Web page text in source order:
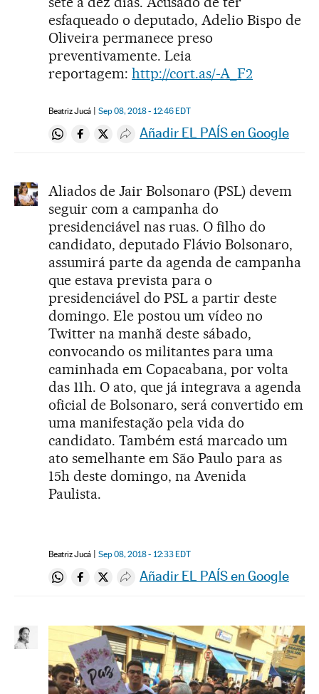
esfaqueado o deputado, Adelio Bispo de
Oliveira permanece preso
preventivamente. Leia
reportagem: http://cort.as/-A_F2
Beatriz Jucá Sep 08, 2018 - 12:46 EDT
Compartir en Whatsapp
Compartir en Facebook
Compartir en Twitter
Desplegar Redes Sociales
Añadir EL PAÍS en Google
Aliados de Jair Bolsonaro (PSL) devem
seguir com a campanha do
presidenciável nas ruas. O filho do
candidato, deputado Flávio Bolsonaro,
assumirá parte da agenda de campanha
que estava prevista para o
presidenciável do PSL a partir deste
domingo. Ele postou um vídeo no
Twitter na manhã deste sábado,
convocando os militantes para uma
caminhada em Copacabana, por volta
das 11h. O ato, que já integrava a agenda
oficial de Bolsonaro, será convertido em
uma manifestação pela vida do
candidato. Também está marcado um
ato semelhante em São Paulo para as
15h deste domingo, na Avenida
Paulista.
Beatriz Jucá Sep 08, 2018 - 12:33 EDT
Compartir en Whatsapp
Compartir en Facebook
Compartir en Twitter
Desplegar Redes Sociales
Añadir EL PAÍS en Google